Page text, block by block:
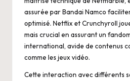
assurée par Bandai Namco
optimisé. Netflix et Crunchyroll
mais crucial en assurant un
international, avide de contenus
comme les jeux vidéo.
Cette interaction avec différents